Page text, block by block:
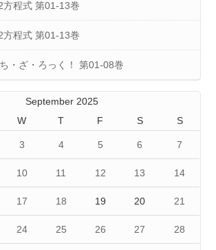
方程式 第01-13巻
方程式 第01-13巻
・ざ・ろっく！ 第01-08巻
September 2025
W T F S S
3 4 5 6 7
10 11 12 13 14
17 18 19 20 21
24 25 26 27 28